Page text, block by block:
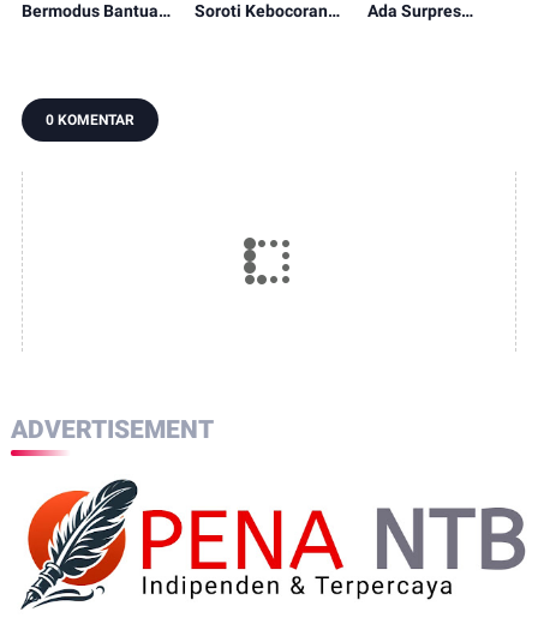
Bermodus Bantuan
Soroti Kebocoran
Ada Surpres
0 KOMENTAR
ADVERTISEMENT